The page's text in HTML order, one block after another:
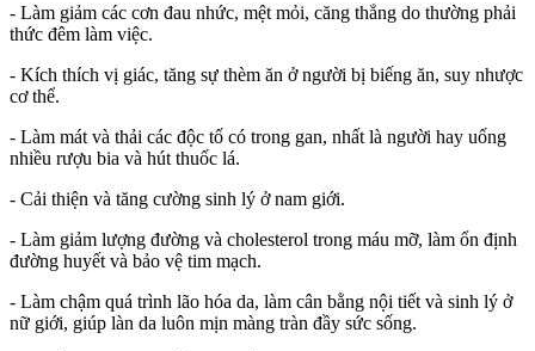
- Làm giảm các cơn đau nhức, mệt mỏi, căng thẳng do thường phải
thức đêm làm việc.
- Kích thích vị giác, tăng sự thèm ăn ở người bị biếng ăn, suy nhược
cơ thể.
- Làm mát và thải các độc tố có trong gan, nhất là người hay uống
nhiều rượu bia và hút thuốc lá.
- Cải thiện và tăng cường sinh lý ở nam giới.
- Làm giảm lượng đường và cholesterol trong máu mỡ, làm ổn định
đường huyết và bảo vệ tim mạch.
- Làm chậm quá trình lão hóa da, làm cân bằng nội tiết và sinh lý ở
nữ giới, giúp làn da luôn mịn màng tràn đầy sức sống.